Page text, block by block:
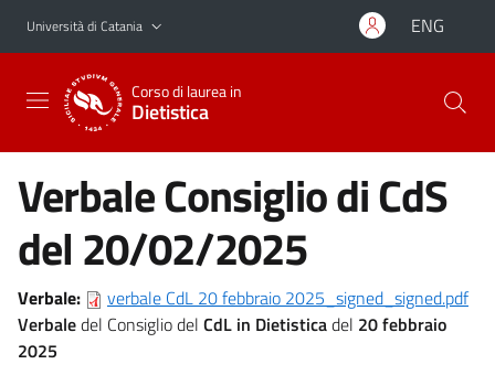
Vai al contenuto principale
Vai al menu di navigazione
Università di Catania ENG
Corso di laurea in
Dietistica
Verbale Consiglio di CdS
del 20/02/2025
Verbale:
verbale CdL 20 febbraio 2025_signed_signed.pdf
Verbaledel Consiglio del CdL in Dietisticadel 20febbraio
2025